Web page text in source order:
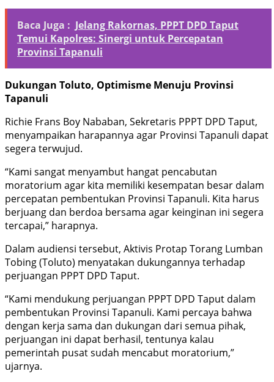
Baca Juga : Jelang Rakornas, PPPT DPD Taput
Temui Kapolres: Sinergi untuk Percepatan
Provinsi Tapanuli
Dukungan Toluto, Optimisme Menuju Provinsi
Tapanuli
Richie Frans Boy Nababan, Sekretaris PPPT DPD Taput,
menyampaikan harapannya agar Provinsi Tapanuli dapat
segera terwujud.
“Kami sangat menyambut hangat pencabutan
moratorium agar kita memiliki kesempatan besar dalam
percepatan pembentukan Provinsi Tapanuli. Kita harus
berjuang dan berdoa bersama agar keinginan ini segera
tercapai,” harapnya.
Dalam audiensi tersebut, Aktivis Protap Torang Lumban
Tobing (Toluto) menyatakan dukungannya terhadap
perjuangan PPPT DPD Taput.
“Kami mendukung perjuangan PPPT DPD Taput dalam
pembentukan Provinsi Tapanuli. Kami percaya bahwa
dengan kerja sama dan dukungan dari semua pihak,
perjuangan ini dapat berhasil, tentunya kalau
pemerintah pusat sudah mencabut moratorium,”
ujarnya.